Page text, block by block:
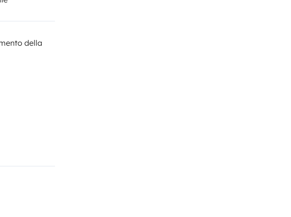
della